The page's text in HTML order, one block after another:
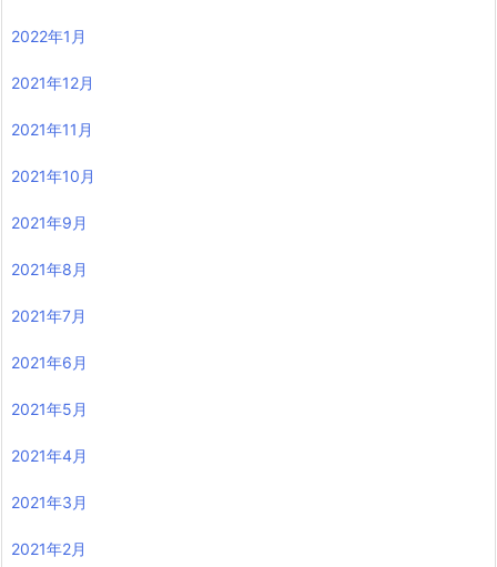
2022年1月
2021年12月
2021年11月
2021年10月
2021年9月
2021年8月
2021年7月
2021年6月
2021年5月
2021年4月
2021年3月
2021年2月